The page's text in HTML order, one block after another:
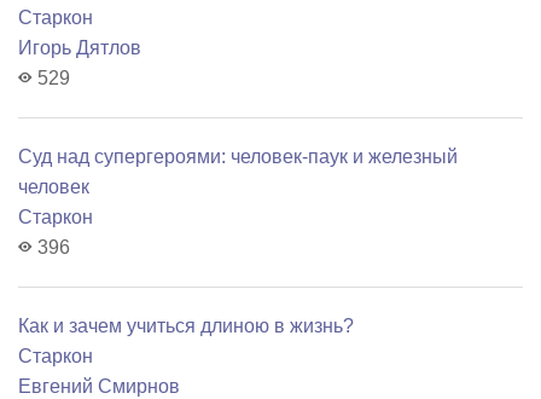
Старкон
Игорь Дятлов
529
Суд над супергероями: человек-паук и железный
человек
Старкон
396
Как и зачем учиться длиною в жизнь?
Старкон
Евгений Смирнов